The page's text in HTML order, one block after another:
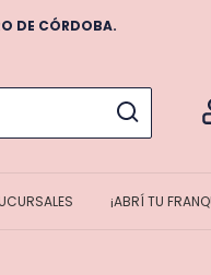
LUNES A VIERNES)
¡ABRÍ TU